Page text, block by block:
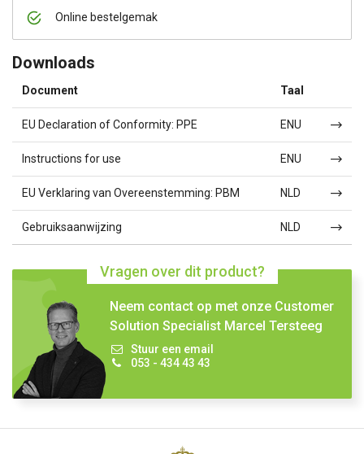
Online bestelgemak
Downloads
Document Taal
EU Declaration of Conformity: PPE ENU
Instructions for use ENU
EU Verklaring van Overeenstemming: PBM NLD
Gebruiksaanwijzing NLD
Vragen over dit product?
Neem contact op met onze Customer
Solution Specialist Marcel Tersteeg
Stuur een email
053 - 434 43 43